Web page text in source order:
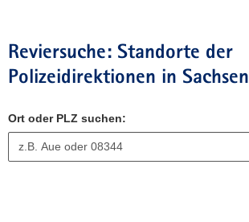
Reviersuche: Standorte der
Polizeidirektionen in Sachsen
Ort oder PLZ suchen: